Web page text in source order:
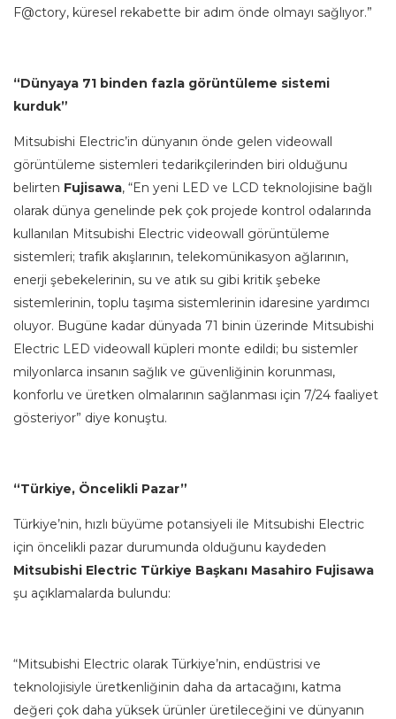
F@ctory, küresel rekabette bir adım önde olmayı sağlıyor.”
“Dünyaya 71 binden fazla görüntüleme sistemi
kurduk”
Mitsubishi Electric’in dünyanın önde gelen videowall
görüntüleme sistemleri tedarikçilerinden biri olduğunu
belirten Fujisawa, “En yeni LED ve LCD teknolojisine bağlı
olarak dünya genelinde pek çok projede kontrol odalarında
kullanılan Mitsubishi Electric videowall görüntüleme
sistemleri; trafik akışlarının, telekomünikasyon ağlarının,
enerji şebekelerinin, su ve atık su gibi kritik şebeke
sistemlerinin, toplu taşıma sistemlerinin idaresine yardımcı
oluyor. Bugüne kadar dünyada 71 binin üzerinde Mitsubishi
Electric LED videowall küpleri monte edildi; bu sistemler
milyonlarca insanın sağlık ve güvenliğinin korunması,
konforlu ve üretken olmalarının sağlanması için 7/24 faaliyet
gösteriyor” diye konuştu.
“Türkiye, Öncelikli Pazar”
Türkiye’nin, hızlı büyüme potansiyeli ile Mitsubishi Electric
için öncelikli pazar durumunda olduğunu kaydeden
Mitsubishi Electric Türkiye Başkanı Masahiro Fujisawa
şu açıklamalarda bulundu:
“Mitsubishi Electric olarak Türkiye’nin, endüstrisi ve
teknolojisiyle üretkenliğinin daha da artacağını, katma
değeri çok daha yüksek ürünler üretileceğini ve dünyanın